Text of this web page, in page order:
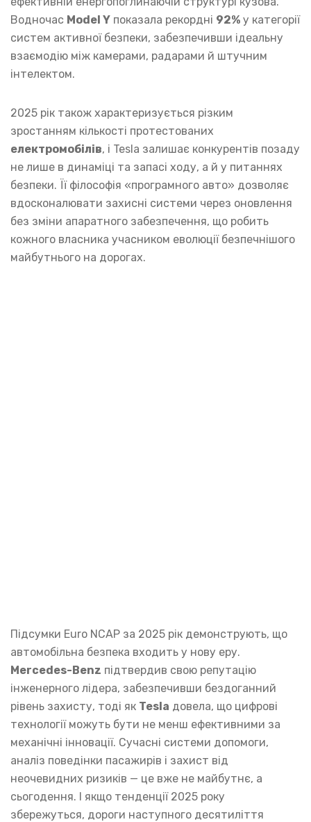
Водночас Model Y показала рекордні 92% у категорії
систем активної безпеки, забезпечивши ідеальну
взаємодію між камерами, радарами й штучним
інтелектом.
2025 рік також характеризується різким
зростанням кількості протестованих
електромобілів, і Tesla залишає конкурентів позаду
не лише в динаміці та запасі ходу, а й у питаннях
безпеки. Її філософія «програмного авто» дозволяє
вдосконалювати захисні системи через оновлення
без зміни апаратного забезпечення, що робить
кожного власника учасником еволюції безпечнішого
майбутнього на дорогах.
Підсумки Euro NCAP за 2025 рік демонструють, що
автомобільна безпека входить у нову еру.
Mercedes-Benz підтвердив свою репутацію
інженерного лідера, забезпечивши бездоганний
рівень захисту, тоді як Tesla довела, що цифрові
технології можуть бути не менш ефективними за
механічні інновації. Сучасні системи допомоги,
аналіз поведінки пасажирів і захист від
неочевидних ризиків — це вже не майбутнє, а
сьогодення. І якщо тенденції 2025 року
збережуться, дороги наступного десятиліття